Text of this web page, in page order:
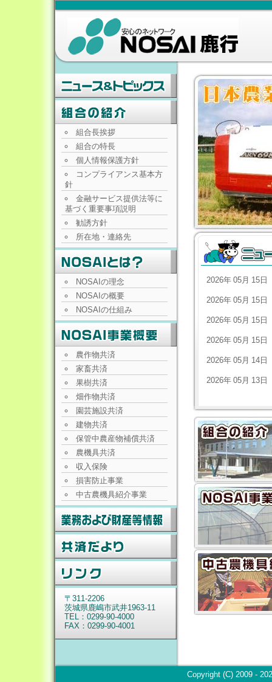
組合長挨拶
組合の特長
個人情報保護方針
コンプライアンス基本方
針
金融サービス提供法等に
基づく重要事項説明
勧誘方針
所在地・連絡先
NOSAIの理念
NOSAIの概要
NOSAIの仕組み
農作物共済
家畜共済
果樹共済
畑作物共済
園芸施設共済
建物共済
保管中農産物補償共済
農機具共済
収入保険
損害防止事業
中古農機具紹介事業
〒311-2206
茨城県鹿嶋市武井1963-11
TEL：0299-90-4000
FAX：0299-90-4001
2026年 05月 15日
2026年 05月 15日
2026年 05月 15日
2026年 05月 15日
2026年 05月 14日
2026年 05月 13日
Copyright (C) 2009 -